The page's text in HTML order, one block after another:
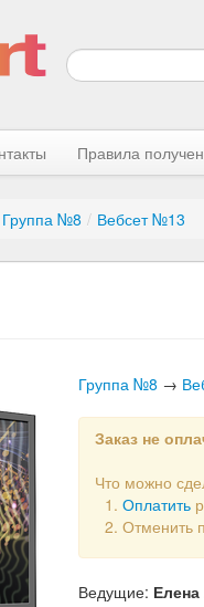
Правила
Группа №8 / Вебсет №13
Группа №8 →
Заказ не
Что можно
Оплатить
Отменить
Ведущие: